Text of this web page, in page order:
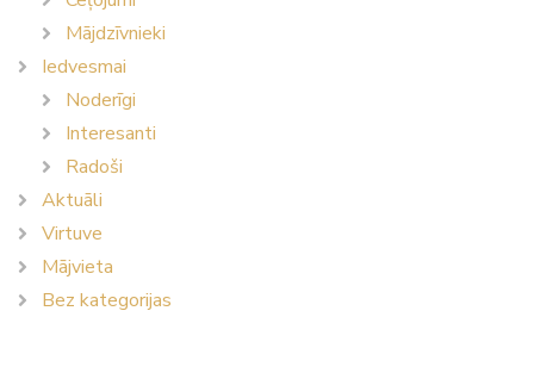
Mājdzīvnieki
Iedvesmai
Noderīgi
Interesanti
Radoši
Aktuāli
Virtuve
Mājvieta
Bez kategorijas